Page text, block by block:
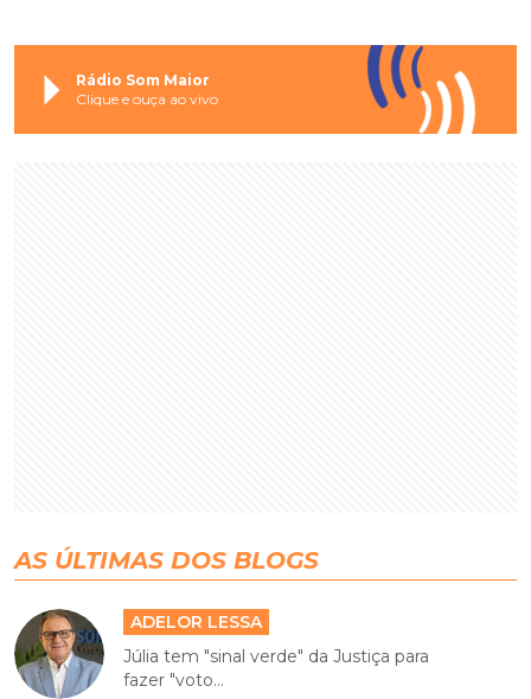
Rádio Som Maior
Clique e ouça ao vivo
AS ÚLTIMAS DOS BLOGS
ADELOR LESSA
Júlia tem "sinal verde" da Justiça para
fazer "voto...